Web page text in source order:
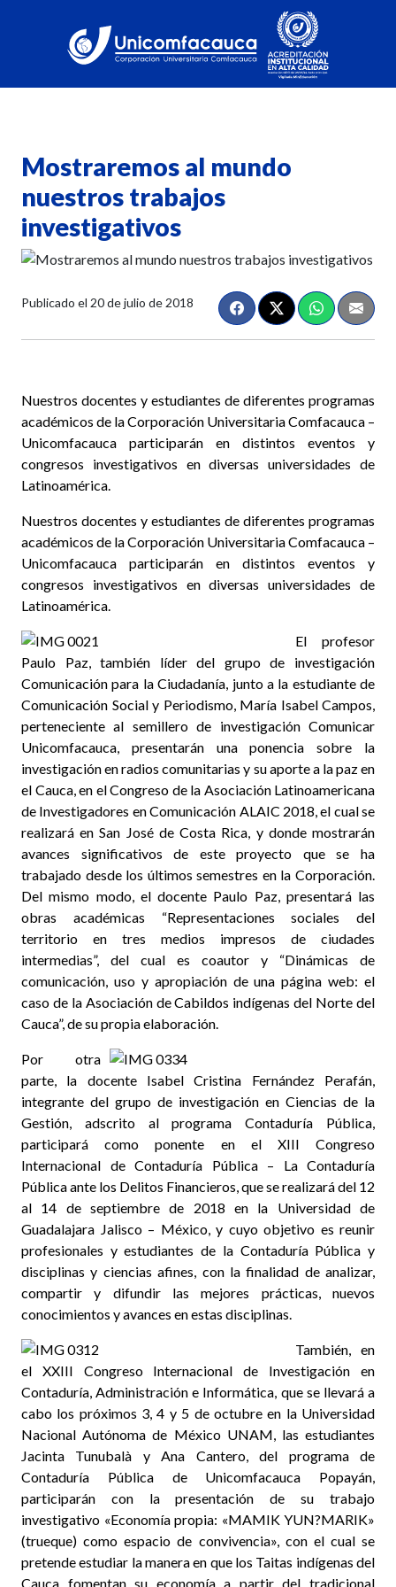
Mostraremos al mundo
nuestros trabajos
investigativos
Publicado el 20 de julio de 2018
Nuestros docentes y estudiantes de diferentes programas
académicos de la Corporación Universitaria Comfacauca –
Unicomfacauca participarán en distintos eventos y
congresos investigativos en diversas universidades de
Latinoamérica.
Nuestros docentes y estudiantes de diferentes programas
académicos de la Corporación Universitaria Comfacauca –
Unicomfacauca participarán en distintos eventos y
congresos investigativos en diversas universidades de
Latinoamérica.
El profesor
Paulo Paz, también líder del grupo de investigación
Comunicación para la Ciudadanía, junto a la estudiante de
Comunicación Social y Periodismo, María Isabel Campos,
perteneciente al semillero de investigación Comunicar
Unicomfacauca, presentarán una ponencia sobre la
investigación en radios comunitarias y su aporte a la paz en
el Cauca, en el Congreso de la Asociación Latinoamericana
de Investigadores en Comunicación ALAIC 2018, el cual se
realizará en San José de Costa Rica, y donde mostrarán
avances significativos de este proyecto que se ha
trabajado desde los últimos semestres en la Corporación.
Del mismo modo, el docente Paulo Paz, presentará las
obras académicas “Representaciones sociales del
territorio en tres medios impresos de ciudades
intermedias”, del cual es coautor y “Dinámicas de
comunicación, uso y apropiación de una página web: el
caso de la Asociación de Cabildos indígenas del Norte del
Cauca”, de su propia elaboración.
Por otra
parte, la docente Isabel Cristina Fernández Perafán,
integrante del grupo de investigación en Ciencias de la
Gestión, adscrito al programa Contaduría Pública,
participará como ponente en el XIII Congreso
Internacional de Contaduría Pública – La Contaduría
Pública ante los Delitos Financieros, que se realizará del 12
al 14 de septiembre de 2018 en la Universidad de
Guadalajara Jalisco – México, y cuyo objetivo es reunir
profesionales y estudiantes de la Contaduría Pública y
disciplinas y ciencias afines, con la finalidad de analizar,
compartir y difundir las mejores prácticas, nuevos
conocimientos y avances en estas disciplinas.
También, en
el XXIII Congreso Internacional de Investigación en
Contaduría, Administración e Informática, que se llevará a
cabo los próximos 3, 4 y 5 de octubre en la Universidad
Nacional Autónoma de México UNAM, las estudiantes
Jacinta Tunubalà y Ana Cantero, del programa de
Contaduría Pública de Unicomfacauca Popayán,
participarán con la presentación de su trabajo
investigativo «Economía propia: «MAMIK YUN?MARIK»
(trueque) como espacio de convivencia», con el cual se
pretende estudiar la manera en que los Taitas indígenas del
Cauca fomentan su economía a partir del tradicional